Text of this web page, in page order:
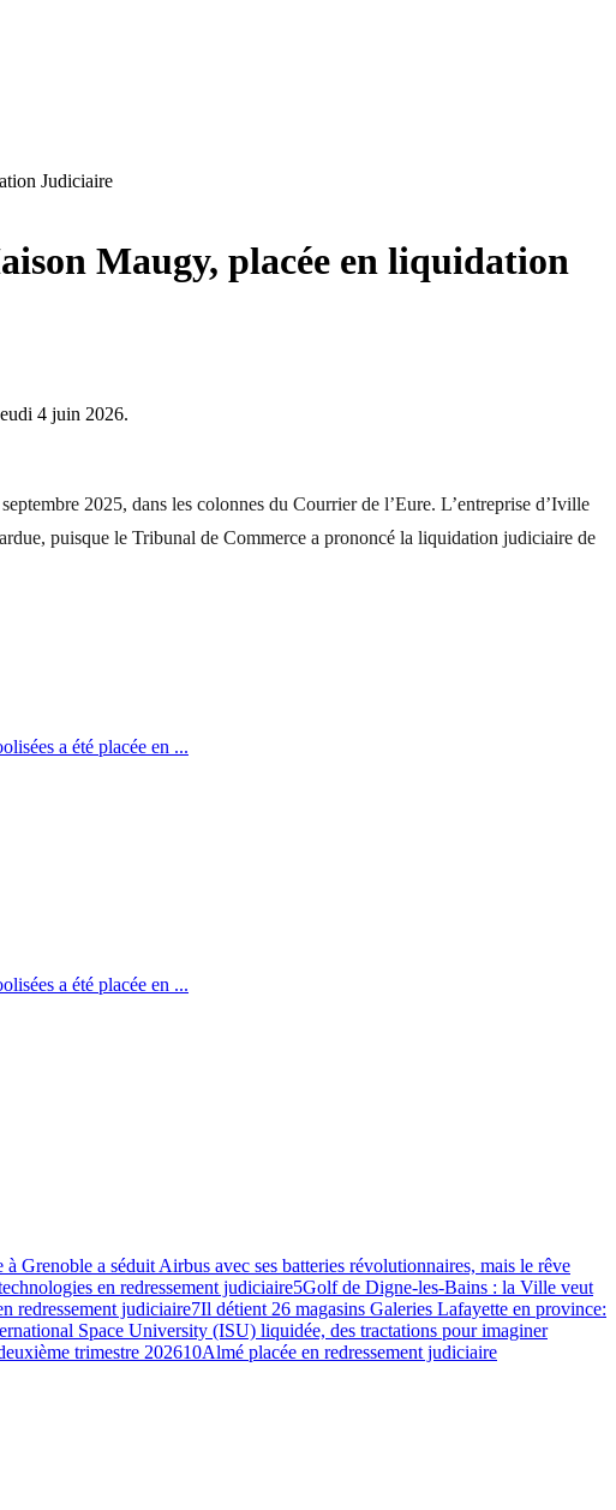
Judiciaire
Maugy, placée en liquidation
4 juin 2026.
2025, dans les colonnes du Courrier de l’Eure. L’entreprise d’Iville
puisque le Tribunal de Commerce a prononcé la liquidation judiciaire de
a été placée en ...
a été placée en ...
à Grenoble a séduit Airbus avec ses batteries révolutionnaires, mais le rêve
en redressement judiciaire5Golf de Digne-les-Bains : la Ville veut
redressement judiciaire7Il détient 26 magasins Galeries Lafayette en province:
Space University (ISU) liquidée, des tractations pour imaginer
trimestre 202610Almé placée en redressement judiciaire